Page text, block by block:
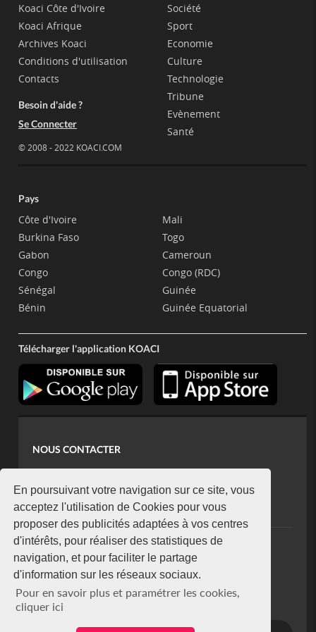
En poursuivant votre navigation sur ce site, vous
acceptez l'utilisation de Cookies pour vous
proposer des publicités adaptées à vos centres
d'intérêts, pour réaliser des statistiques de
navigation, et pour faciliter le partage
d'information sur les réseaux sociaux.
Pour en savoir plus et paramétrer les cookies,
cliquer ici
Koaci Côte d'Ivoire
Koaci Afrique
Archives Koaci
Conditions d'utilisation
Contacts
Besoin d'aide ?
Se Connecter
© 2008 - 2022 KOACI.COM
Société
Sport
Economie
Culture
Technologie
Tribune
Evènement
Santé
Pays
Côte d'Ivoire
Burkina Faso
Gabon
Congo
Sénégal
Bénin
Mali
Togo
Cameroun
Congo (RDC)
Guinée
Guinée Equatorial
Télécharger l'application KOACI
NOUS CONTACTER
koaci@yahoo.fr
+225 07 08 85 52 93
NEWSLETTER
Restez connecté via notre newsletter
S'abonner
Se désabonner